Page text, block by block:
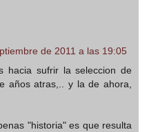
de 2011 a las 19:05
hacia sufrir la seleccion de
años atras,.. y la de ahora,
"historia" es que resulta